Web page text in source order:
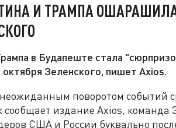
И ТРАМПА
в Будапеште стала
Зеленского, пишет Axios.
поворотом событий
издание Axios, команда
США и России буквально